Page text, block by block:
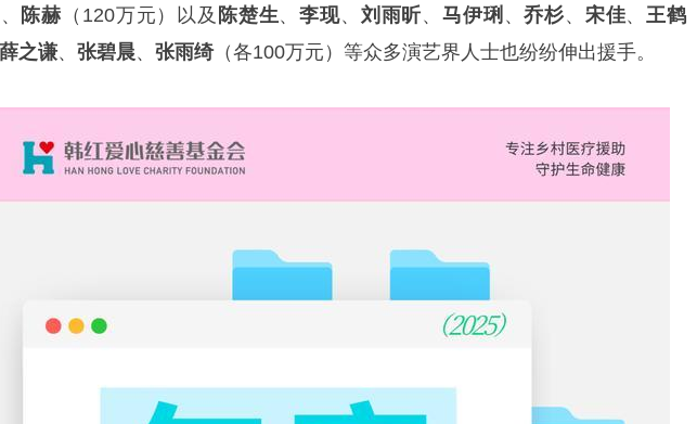
陈赫 （120万元）以及 陈楚生、李现、 刘雨昕、马伊琍 、乔杉、 宋佳、王鹤
薛之谦、 张碧晨、 张雨绮（各100万元）等众多演艺界人士也纷纷伸出援手。